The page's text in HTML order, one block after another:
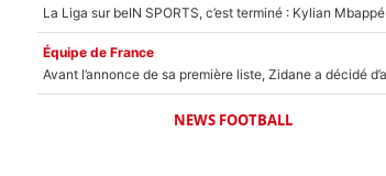
Équipe de France
NEWS FOOTBALL